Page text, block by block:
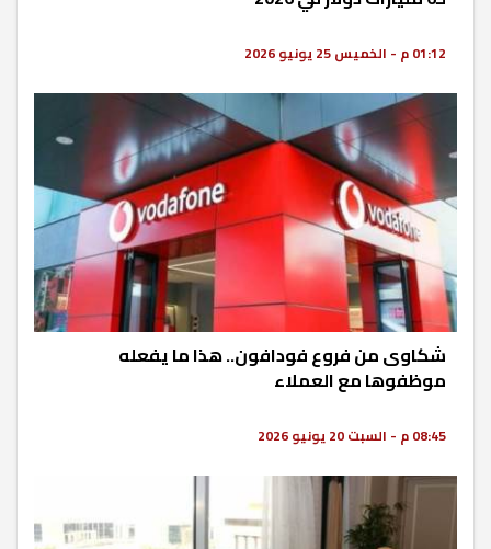
01:12 م - الخميس 25 يونيو 2026
شكاوى من فروع فودافون.. هذا ما يفعله
موظفوها مع العملاء
08:45 م - السبت 20 يونيو 2026